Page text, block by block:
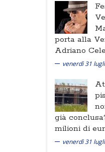
porta alla
Adriano
venerdì 31
già
milioni di
venerdì 31